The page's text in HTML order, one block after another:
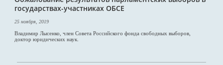
государствах-участниках ОБСЕ
25 ноября, 2019
Владимир Лысенко, член Совета Российского фонда свободных выборов,
доктор юридических наук.